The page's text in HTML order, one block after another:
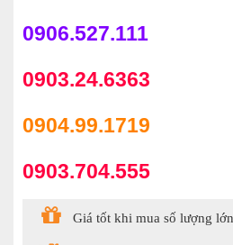
0906.527.111
0903.24.6363
0904.99.1719
0903.704.555
Giá tốt khi mua số lượng